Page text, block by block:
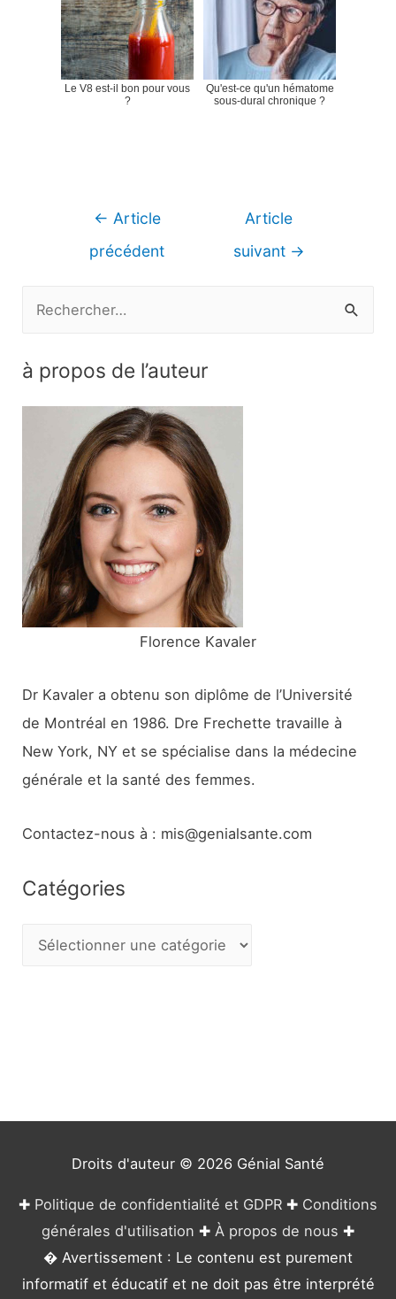
Le V8 est-il bon pour vous
?
Qu'est-ce qu'un hématome
sous-dural chronique ?
Navigation
← Article
précédent
Article
suivant →
h
:
à propos de l’auteur
Florence Kavaler
Dr Kavaler a obtenu son diplôme de l’Université
de Montréal en 1986. Dre Frechette travaille à
New York, NY et se spécialise dans la médecine
générale et la santé des femmes.
Contactez-nous à : mis@genialsante.com
Catégories
Droits d'auteur © 2026 Génial Santé
✚ Politique de confidentialité et GDPR ✚ Conditions
générales d'utilisation ✚ À propos de nous ✚
� Avertissement : Le contenu est purement
informatif et éducatif et ne doit pas être interprété